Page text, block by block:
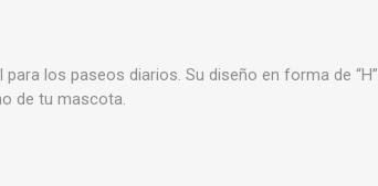
los paseos diarios. Su diseño en forma de “H”
de tu mascota.